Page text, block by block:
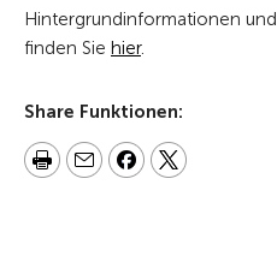
Hintergrundinformationen
finden Sie hier.
Share Funktionen: